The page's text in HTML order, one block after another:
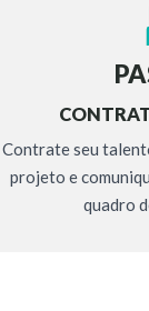
Contrate seu
projeto e
quadro